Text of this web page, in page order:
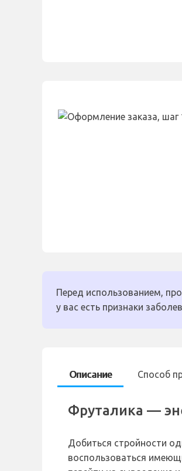
Перед использованием,
у вас есть признаки
Описание Способ
Фруталика —
Добиться стройности
воспользоваться